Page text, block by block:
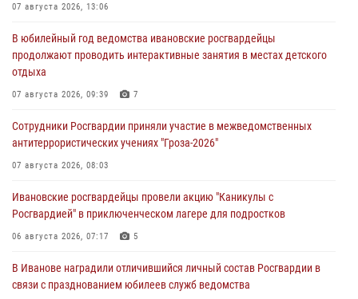
07 августа 2026, 13:06
В юбилейный год ведомства ивановские росгвардейцы
продолжают проводить интерактивные занятия в местах детского
отдыха
07 августа 2026, 09:39 7
Сотрудники Росгвардии приняли участие в межведомственных
антитеррористических учениях "Гроза-2026"
07 августа 2026, 08:03
Ивановские росгвардейцы провели акцию "Каникулы с
Росгвардией" в приключенческом лагере для подростков
06 августа 2026, 07:17 5
В Иванове наградили отличившийся личный состав Росгвардии в
связи с празднованием юбилеев служб ведомства